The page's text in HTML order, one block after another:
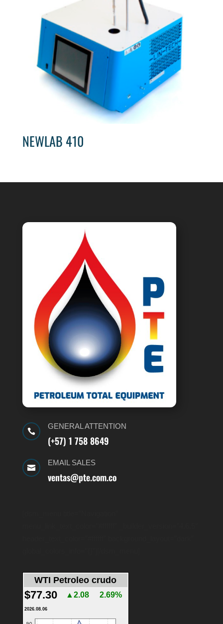
NEWLAB 410

GENERAL ATTENTION
(+57) 1 758 8649

EMAIL SALES
ventas@pte.com.co
WTI Petroleo crudo
$77.30 ▲2.08 2.69%
2026.08.06